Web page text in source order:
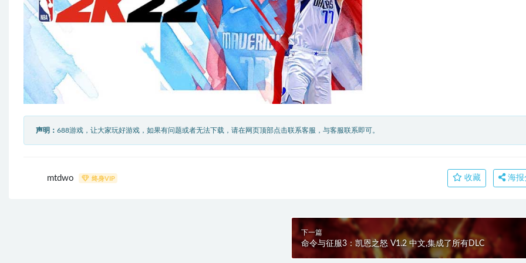
声明： 688游戏，让大家玩好游戏，如果有问题或者无法下载，请在网页顶部点击联系客服，与客服联系即可。
mtdwo 终身VIP 收藏 海报
下一篇
命令与征服3：凯恩之怒 V1.2 中文,集成了所有DLC